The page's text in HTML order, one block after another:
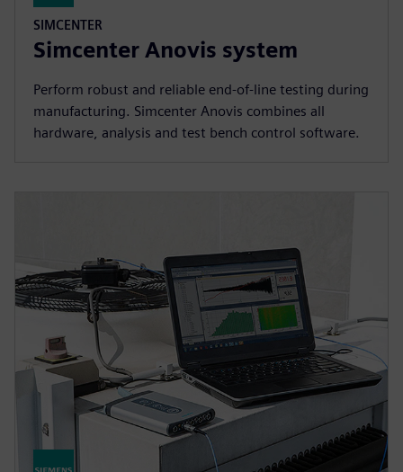
SIMCENTER
Simcenter Anovis system
Perform robust and reliable end-of-line testing during
manufacturing. Simcenter Anovis combines all
hardware, analysis and test bench control software.